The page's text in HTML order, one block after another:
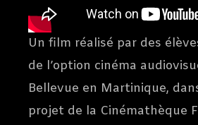
Un film réalisé par des
de l’option cinéma
Bellevue en Martinique,
projet de la Cinémathèque